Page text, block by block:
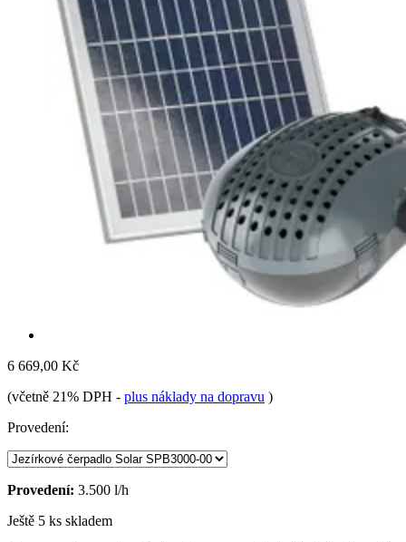
6 669,00 Kč
(včetně 21% DPH - plus náklady na dopravu )
Provedení:
Provedení: 3.500 l/h
Ještě 5 ks skladem